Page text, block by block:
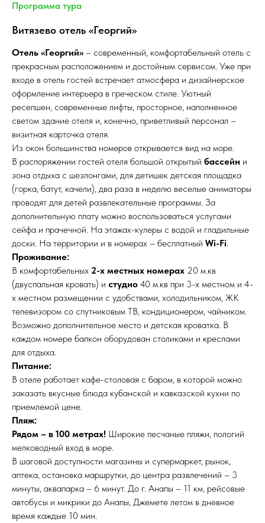
Программа тура
Витязево отель «Георгий»
Отель «Георгий» – современный, комфортабельный отель с
прекрасным расположением и достойным сервисом. Уже при
входе в отель гостей встречает атмосфера и дизайнерское
оформление интерьера в греческом стиле. Уютный
ресепшен, современные лифты, просторное, наполненное
светом здание отеля и, конечно, приветливый персонал –
визитная карточка отеля.
Из окон большинства номеров открывается вид на море.
В распоряжении гостей отеля большой открытый бассейн и
зона отдыха с шезлонгами, для детишек детская площадка
(горка, батут, качели), два раза в неделю веселые аниматоры
проводят для детей развлекательные программы. За
дополнительную плату можно воспользоваться услугами
сейфа и прачечной. На этажах-кулеры с водой и гладильные
доски. На территории и в номерах – бесплатный Wi-Fi.
Проживание:
В комфортабельных 2-х местных номерах 20 м.кв
(двуспальная кровать) и студио 40 м.кв при 3-х местном и 4-
х местном размещении с удобствами, холодильником, ЖК
телевизором со спутниковым ТВ, кондиционером, чайником.
Возможно дополнительное место и детская кроватка. В
каждом номере балкон оборудован столиками и креслами
для отдыха.
Питание:
В отеле работает кафе-столовая с баром, в которой можно
заказать вкусные блюда кубанской и кавказской кухни по
приемлемой цене.
Пляж:
Рядом – в 100 метрах! Широкие песчаные пляжи, пологий
мелководный вход в море.
В шаговой доступности магазины и супермаркет, рынок,
аптека, остановка маршрутки, до центра развлечений – 3
минуты, аквапарка – 6 минут. До г. Анапы – 11 км, рейсовые
автобусы и микрики до Анапы, Джемете летом в дневное
время каждые 10 мин.